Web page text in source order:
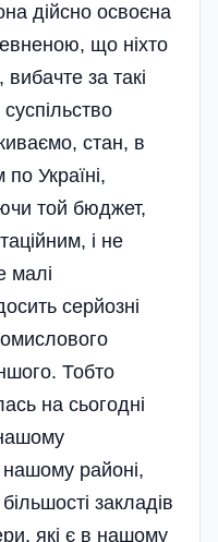
дійсно освоєна
що ніхто
вибачте за такі
стан, в
Україні,
той бюджет,
і не
малі
серйозні
Тобто
на сьогодні
нашому районі,
закладів
які є в нашому